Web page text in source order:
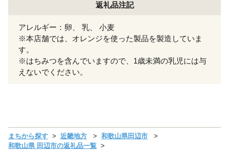
返礼品注記
アレルギー：卵、 乳、 小麦
※本店舗では、オレンジを使った製品を製造していま
す。
※はちみつを含んでいますので、1歳未満の乳児には与
えないでください。
まちから探す 近畿地方
和歌山県田辺市
和歌山県 田辺市の返礼品一覧